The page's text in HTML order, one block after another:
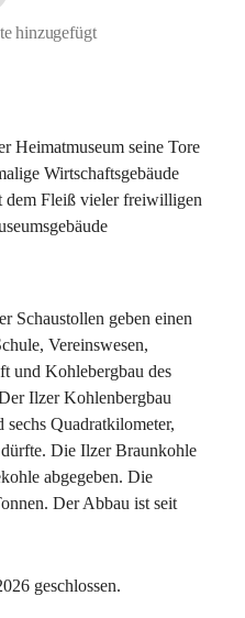
hinzugefügt
Heimatmuseum seine Tore
Wirtschaftsgebäude
dem Fleiß vieler freiwilligen
Schaustollen geben einen
Vereinswesen,
und Kohlebergbau des
Ilzer Kohlenbergbau
sechs Quadratkilometer,
Die Ilzer Braunkohle
abgegeben. Die
Der Abbau ist seit
geschlossen.